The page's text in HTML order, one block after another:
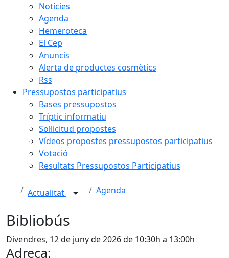
Notícies
Agenda
Hemeroteca
El Cep
Anuncis
Alerta de productes cosmètics
Rss
Pressupostos participatius
Bases pressupostos
Tríptic informatiu
Sol·licitud propostes
Vídeos propostes pressupostos participatius
Votació
Resultats Pressupostos Participatius
Actualitat Agenda
Bibliobús
Divendres, 12 de juny de 2026 de 10:30h a 13:00h
Adreça: